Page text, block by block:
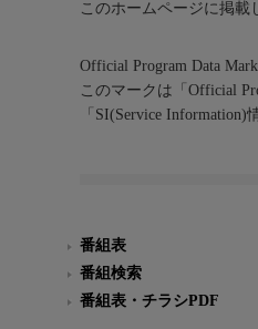
このホームページに掲載
Official Program Data
このマークは「Official
「SI(Service
番組表
番組検索
番組表・チラシPDF